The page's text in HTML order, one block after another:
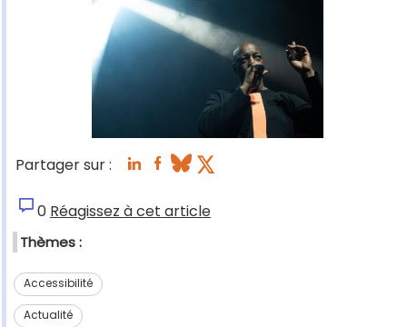
Partager sur :
0 Réagissez à cet article
Thèmes :
Accessibilité
Actualité